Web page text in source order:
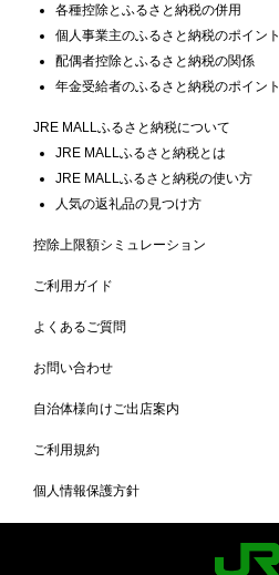
各種控除とふるさと納税の併用
個人事業主のふるさと納税のポイント
配偶者控除とふるさと納税の関係
年金受給者のふるさと納税のポイント
JRE MALLふるさと納税について
JRE MALLふるさと納税とは
JRE MALLふるさと納税の使い方
人気の返礼品の見つけ方
控除上限額シミュレーション
ご利用ガイド
よくあるご質問
お問い合わせ
自治体様向けご出店案内
ご利用規約
個人情報保護方針